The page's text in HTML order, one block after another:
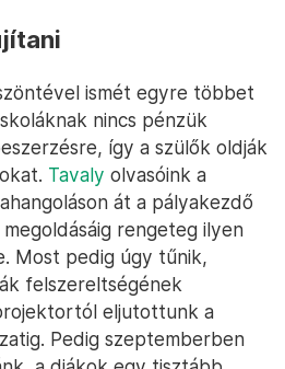
ismét egyre többet
nincs pénzük
így a szülők oldják
Tavaly olvasóink a
át a pályakezdő
rengeteg ilyen
Most pedig úgy tűnik,
felszereltségének
eljutottunk a
Pedig szeptemberben